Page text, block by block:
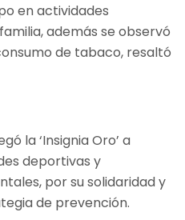
en actividades
además se observó
de tabaco, resaltó
la ‘Insignia Oro’ a
deportivas y
por su solidaridad y
de prevención.